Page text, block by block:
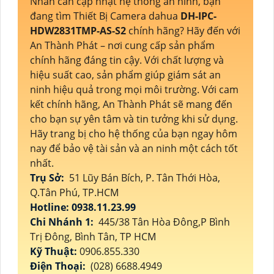
đang tìm Thiết Bị Camera dahua DH-IPC-
HDW2831TMP-AS-S2 chính hãng? Hãy đến với
An Thành Phát – nơi cung cấp sản phẩm
chính hãng đáng tin cậy. Với chất lượng và
hiệu suất cao, sản phẩm giúp giám sát an
ninh hiệu quả trong mọi môi trường. Với cam
kết chính hãng, An Thành Phát sẽ mang đến
cho bạn sự yên tâm và tin tưởng khi sử dụng.
Hãy trang bị cho hệ thống của bạn ngay hôm
nay để bảo vệ tài sản và an ninh một cách tốt
nhất.
Trụ Sở: 51 Lũy Bán Bích, P. Tân Thới Hòa,
Q.Tân Phú, TP.HCM
Hotline: 0938.11.23.99
Chi Nhánh 1: 445/38 Tân Hòa Đông,P Bình
Trị Đông, Bình Tân, TP HCM
Kỹ Thuật: 0906.855.330
Điện Thoại: (028) 6688.4949